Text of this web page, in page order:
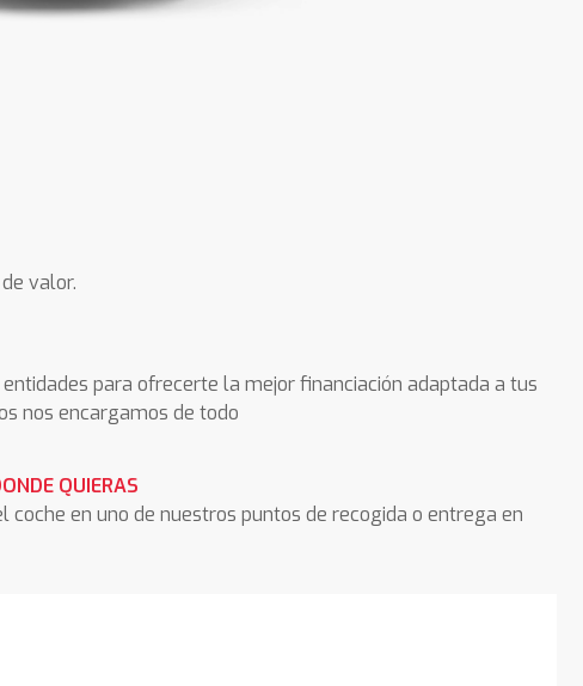
valor.
para ofrecerte la mejor financiación adaptada a tus
nos encargamos de todo
QUIERAS
en uno de nuestros puntos de recogida o entrega en